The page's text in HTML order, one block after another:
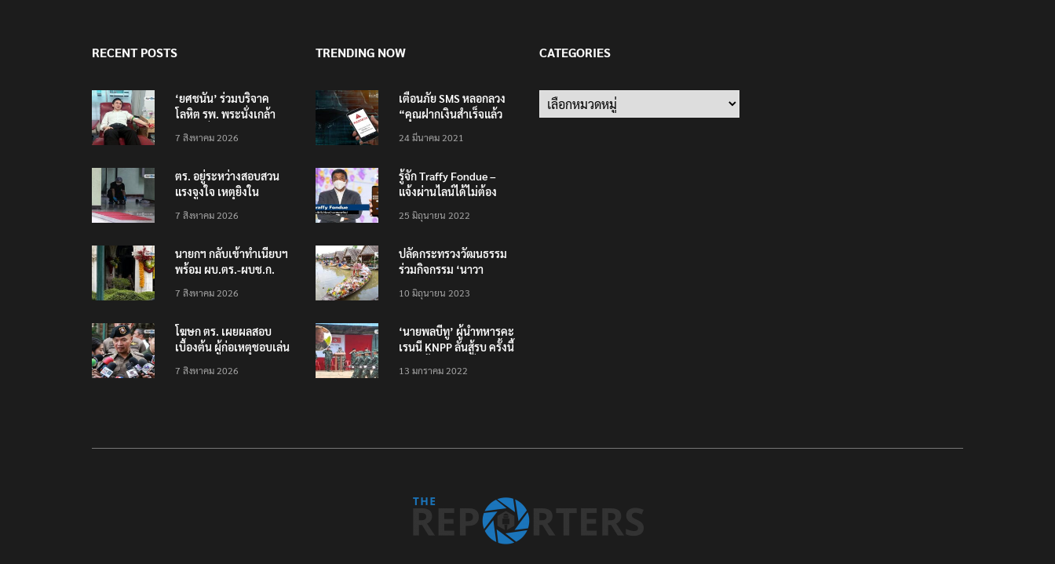
RECENT POSTS
‘ยศชนัน’ ร่วมบริจาค
โลหิต รพ. พระนั่งเกล้า
เทพศิรินทร์ นนทบุรี
7 สิงหาคม 2026
ตร. อยู่ระหว่างสอบสวน
แรงจูงใจ เหตุยิงใน
นนทบุรี พบเด็กก่อเหตุ
7 สิงหาคม 2026
นายกฯ กลับเข้าทำเนียบฯ
พร้อม ผบ.ตร.-ผบช.ก.
ปืนเถื่อน
7 สิงหาคม 2026
โฆษก ตร. เผยผลสอบ
เบื้องต้น ผู้ก่อเหตุชอบเล่น
เหตุรุนแรงก่อนลงมือ
7 สิงหาคม 2026
TRENDING NOW
เตือนภัย SMS หลอกลวง
“คุณฝากเงินสำเร็จแล้ว
200,000 บาท”
24 มีนาคม 2021
รู้จัก Traffy Fondue –
แจ้งผ่านไลน์ได้ไม่ต้อง
ทั่วไทย ไม่ใช่แค่ในกรุง
25 มิถุนายน 2022
ปลัดกระทรวงวัฒนธรรม
ร่วมกิจกรรม ‘นาวา
ตักบาตรทางน้ำ
10 มิถุนายน 2023
‘นายพลบีทู’ ผู้นำทหารคะ
เรนนี KNPP ลั่นสู้รบ ครั้งนี้
ประชาชนต้องชนะ
13 มกราคม 2022
CATEGORIES
Categories